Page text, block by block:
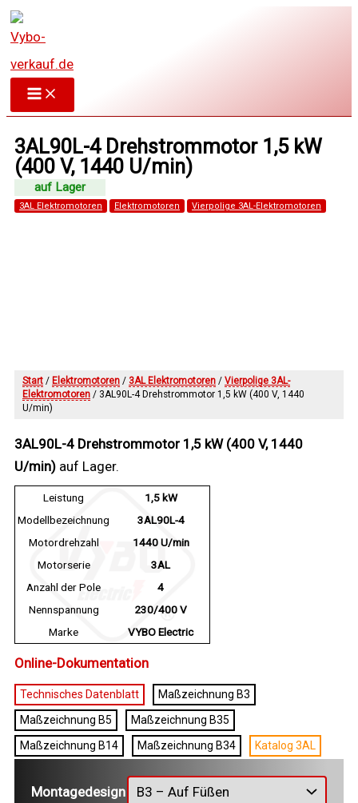
Zum
Inhalt
springen
3AL90L-4 Drehstrommotor 1,5 kW
(400 V, 1440 U/min)
3AL Elektromotoren Elektromotoren Vierpolige 3AL-Elektromotoren
Start / Elektromotoren / 3AL Elektromotoren / Vierpolige 3AL-
Elektromotoren / 3AL90L-4 Drehstrommotor 1,5 kW (400 V, 1440
U/min)
3AL90L-4 Drehstrommotor 1,5 kW (400 V, 1440
U/min) auf Lager.
Leistung
1,5 kW
Modellbezeichnung
3AL90L-4
Motordrehzahl
1440 U/min
Motorserie
3AL
Anzahl der Pole
4
Nennspannung
230/400 V
Marke
VYBO Electric
Online-Dokumentation
Technisches Datenblatt
Maßzeichnung B3
Maßzeichnung B5
Maßzeichnung B35
Maßzeichnung B14
Maßzeichnung B34 Katalog 3AL
Montagedesign